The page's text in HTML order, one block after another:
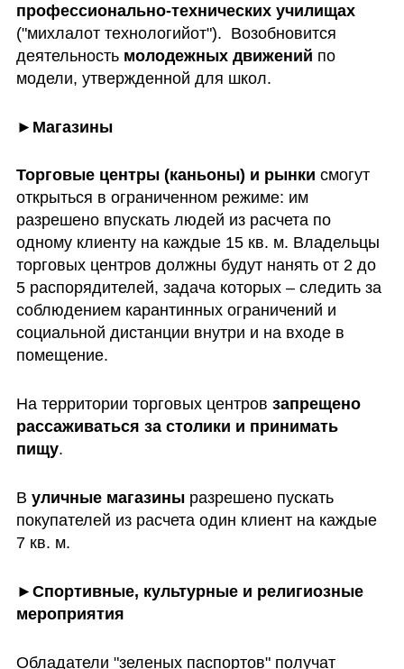
профессионально-технических училищах
("михлалот технологийот").  Возобновится
деятельность молодежных движений по
модели, утвержденной для школ.
►Магазины
Торговые центры (каньоны) и рынки смогут
открыться в ограниченном режиме: им
разрешено впускать людей из расчета по
одному клиенту на каждые 15 кв. м. Владельцы
торговых центров должны будут нанять от 2 до
5 распорядителей, задача которых – следить за
соблюдением карантинных ограничений и
социальной дистанции внутри и на входе в
помещение.
На территории торговых центров запрещено
рассаживаться за столики и принимать
пищу.
В уличные магазины разрешено пускать
покупателей из расчета один клиент на каждые
7 кв. м.
►Спортивные, культурные и религиозные
мероприятия
Обладатели "зеленых паспортов" получат